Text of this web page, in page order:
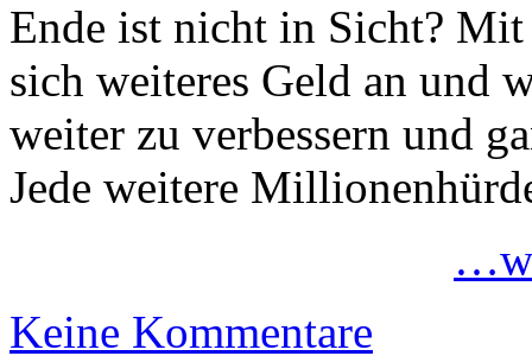
Ende ist nicht in Sicht?
sich weiteres Geld an und
weiter zu verbessern und
Jede weitere
Keine Kommentare